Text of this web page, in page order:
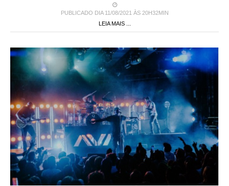
PUBLICADO DIA 11/08/2021 ÀS 20H32MIN
LEIA MAIS ...